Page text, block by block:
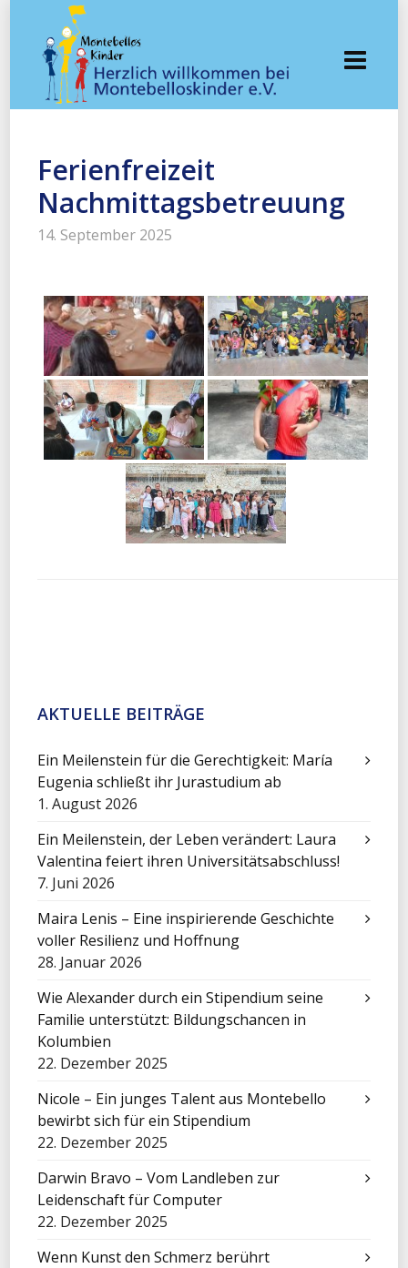
Ferienfreizeit
Nachmittagsbetreuung
14. September 2025
AKTUELLE BEITRÄGE
Ein Meilenstein für die Gerechtigkeit: María
Eugenia schließt ihr Jurastudium ab
1. August 2026
Ein Meilenstein, der Leben verändert: Laura
Valentina feiert ihren Universitätsabschluss!
7. Juni 2026
Maira Lenis – Eine inspirierende Geschichte
voller Resilienz und Hoffnung
28. Januar 2026
Wie Alexander durch ein Stipendium seine
Familie unterstützt: Bildungschancen in
Kolumbien
22. Dezember 2025
Nicole – Ein junges Talent aus Montebello
bewirbt sich für ein Stipendium
22. Dezember 2025
Darwin Bravo – Vom Landleben zur
Leidenschaft für Computer
22. Dezember 2025
Wenn Kunst den Schmerz berührt